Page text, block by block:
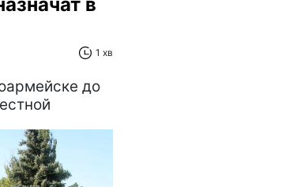
1 хв
до